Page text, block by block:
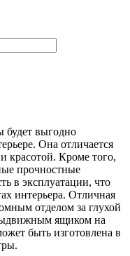
будет выгодно
Она отличается
красотой. Кроме того,
прочностные
в эксплуатации, что
интерьера. Отличная
отделом за глухой
ящиком на
быть изготовлена в